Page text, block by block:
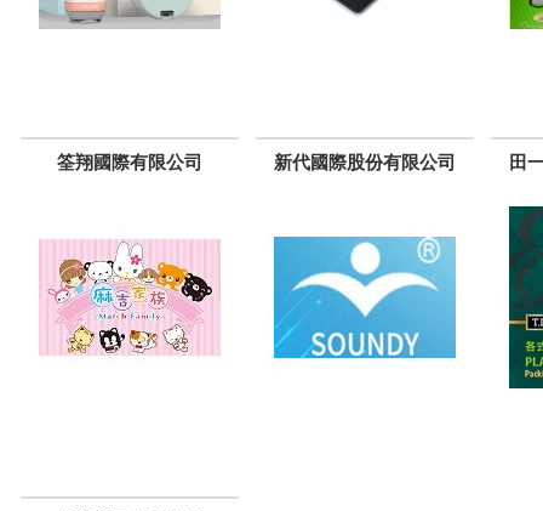
筌翔國際有限公司 新代國際股份有限公司 田